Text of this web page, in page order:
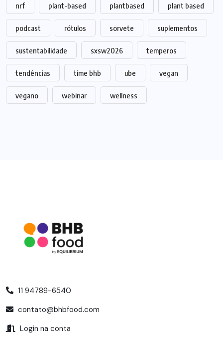
nrf plant-based plantbased plant based
podcast rótulos sorvete suplementos
sustentabilidade sxsw2026 temperos
tendências time bhb ube vegan
vegano webinar wellness
11 94789-6540
contato@bhbfood.com
Login na conta